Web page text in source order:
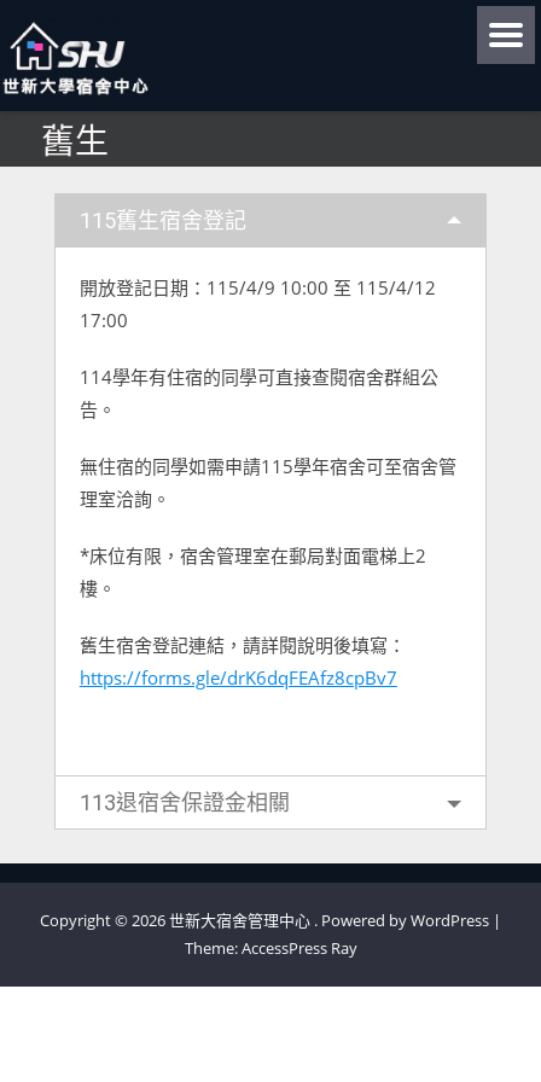
舊生
115舊生宿舍登記
開放登記日期：115/4/9 10:00 至 115/4/12
17:00
114學年有住宿的同學可直接查閱宿舍群組公
告。
無住宿的同學如需申請115學年宿舍可至宿舍管
理室洽詢。
*床位有限，宿舍管理室在郵局對面電梯上2
樓。
舊生宿舍登記連結，請詳閱說明後填寫：
https://forms.gle/drK6dqFEAfz8cpBv7
113退宿舍保證金相關
Copyright © 2026世新大宿舍管理中心 . Powered by WordPress |
Theme:AccessPress Ray